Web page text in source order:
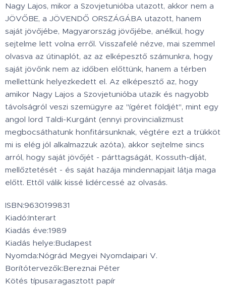
Nagy Lajos, mikor a Szovjetunióba utazott, akkor nem a
JÖVŐBE, a JÖVENDŐ ORSZÁGÁBA utazott, hanem
saját jövőjébe, Magyarország jövőjébe, anélkül, hogy
sejtelme lett volna erről. Visszafelé nézve, mai szemmel
olvasva az útinaplót, az az elképesztő számunkra, hogy
saját jövőnk nem az időben előttünk, hanem a térben
mellettünk helyezkedett el. Az elképesztő az, hogy
amikor Nagy Lajos a Szovjetunióba utazik és nagyobb
távolságról veszi szemügyre az "ígéret földjét", mint egy
angol lord Taldi-Kurgánt (ennyi provincializmust
megbocsáthatunk honfitársunknak, végtére ezt a trükköt
mi is elég jól alkalmazzuk azóta), akkor sejtelme sincs
arról, hogy saját jövőjét - párttagságát, Kossuth-díját,
mellőztetését - és saját hazája mindennapjait látja maga
előtt. Ettől válik kissé lidércessé az olvasás.
ISBN:9630199831
Kiadó:Interart
Kiadás éve:1989
Kiadás helye:Budapest
Nyomda:Nógrád Megyei Nyomdaipari V.
Borítótervezők:Bereznai Péter
Kötés típusa:ragasztott papír